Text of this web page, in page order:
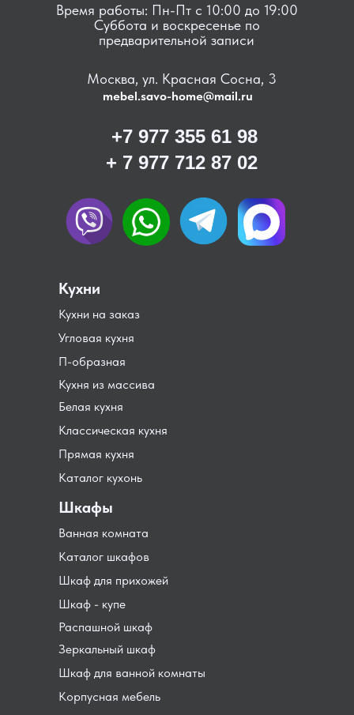
+ 7 977 712 87 02
Время работы: Пн-Пт с 10:00 до 19:00
Суббота и воскресенье по
предварительной записи
Москва, ул. Красная Сосна, 3
+7 977 355 61 98
Распашной шкаф
Шкаф для прихожей
Шкаф - купе
Каталог шкафов
Шкаф для ванной комнаты
Зеркальный шкаф
Корпусная мебель
Ванная комната
Кухня из массива
Угловая кухня
Кухни на заказ
П-образная
Классическая кухня
Белая кухня
Кухни
Шкафы
Прямая кухня
Каталог кухонь
mebel.savo-home@mail.ru